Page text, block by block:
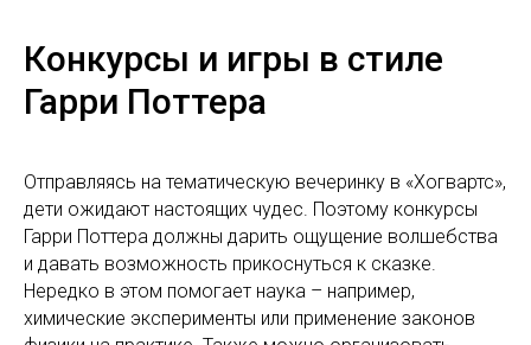
Конкурсы и игры в стиле
Гарри Поттера
Отправляясь на тематическую вечеринку в «Хогвартс»,
дети ожидают настоящих чудес. Поэтому конкурсы
Гарри Поттера должны дарить ощущение волшебства
и давать возможность прикоснуться к сказке.
Нередко в этом помогает наука – например,
химические эксперименты или применение законов